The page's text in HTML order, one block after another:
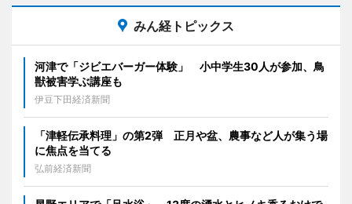
みん経トピックス
河津で「ジビエバーガー体験」 小中学生30人が参加、鳥
獣被害学ぶ講座も
伊豆下田経済新聞
「津軽伝承料理」の第2弾 正月や盆、農事など人が集う場
に焦点を当てる
弘前経済新聞